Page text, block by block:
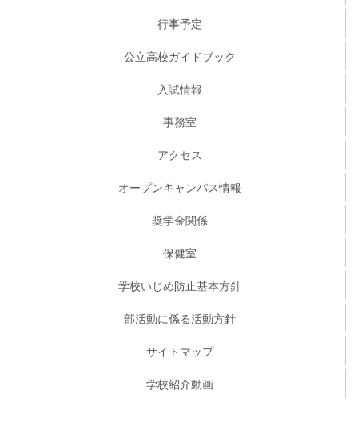
行事予定
公立高校ガイドブック
入試情報
事務室
アクセス
オープンキャンパス情報
奨学金関係
保健室
学校いじめ防止基本方針
部活動に係る活動方針
サイトマップ
学校紹介動画